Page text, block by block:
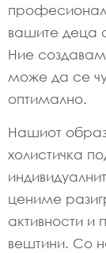
вашите деца
Ние
може да се
оптимално.
Нашиот
холистичка
цениме
активности и
вештини. Со